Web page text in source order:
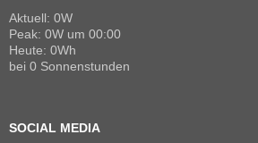
Aktuell: 0W
Peak: 0W um 00:00
Heute: 0Wh
bei 0 Sonnenstunden
SOCIAL MEDIA